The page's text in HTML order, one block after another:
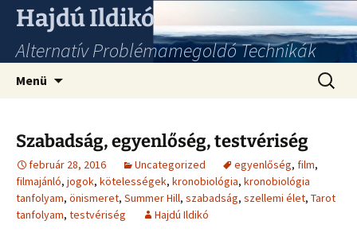
Hajdú Ildikó
Alternatív Problémamegoldó Technikák
Menü
Szabadság, egyenlőség, testvériség
február 28, 2016 Uncategorized egyenlőség, film,
filmajánló, jogok, kötelességek, kronobiológia, kronobiológia
tanfolyam, önismeret, Summer Hill, szabadság, szellemi élet, Tarot
tanfolyam, testvériség Hajdú Ildikó